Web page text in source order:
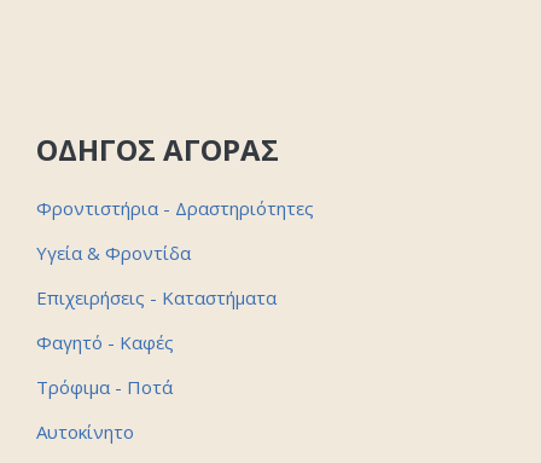
ΟΔΗΓΟΣ ΑΓΟΡΑΣ
Φροντιστήρια - Δραστηριότητες
Υγεία & Φροντίδα
Επιχειρήσεις - Καταστήματα
Φαγητό - Καφές
Τρόφιμα - Ποτά
Αυτοκίνητο